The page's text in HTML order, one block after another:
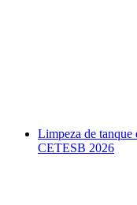
Limpeza de
CETESB 2026